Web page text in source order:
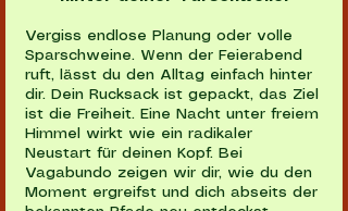
Vergiss endlose Planung oder volle
Sparschweine. Wenn der Feierabend
ruft, lässt du den Alltag einfach hinter
dir. Dein Rucksack ist gepackt, das Ziel
ist die Freiheit. Eine Nacht unter freiem
Himmel wirkt wie ein radikaler
Neustart für deinen Kopf. Bei
Vagabundo zeigen wir dir, wie du den
Moment ergreifst und dich abseits der